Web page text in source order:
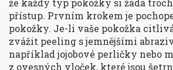
že každý typ pokožky si žádá
přístup. Prvním krokem je
pokožky. Je-li vaše pokožka
zvážit peeling s jemnějšími
například jojobové perličky nebo
z ovesných vloček, které jsou